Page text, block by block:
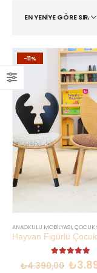
-11%
ANAOKULU MOBILYASI,ÇOCUK
5.00out
₺4.390,00 ₺